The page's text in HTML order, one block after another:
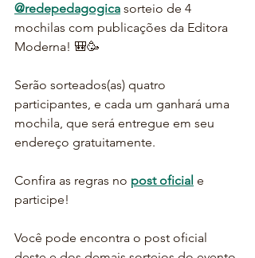
@redepedagogica sorteio de 4
mochilas com publicações da Editora
Moderna! 🎒🥳
Serão sorteados(as) quatro
participantes, e cada um ganhará uma
mochila, que será entregue em seu
endereço gratuitamente.
Confira as regras no post oficial e
participe!
Você pode encontra o post oficial